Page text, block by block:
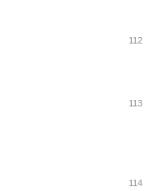
112
113
114